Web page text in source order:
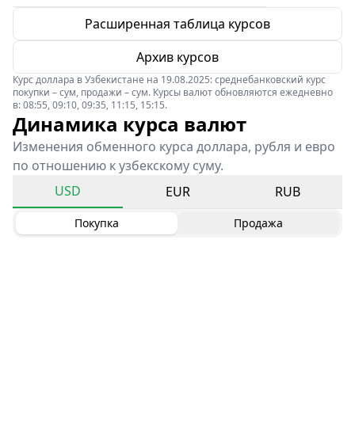
Расширенная таблица курсов
Архив курсов
Курс доллара в Узбекистане на 19.08.2025: среднебанковский курс
покупки – сум, продажи – сум. Курсы валют обновляются ежедневно
в: 08:55, 09:10, 09:35, 11:15, 15:15.
Динамика курса валют
Изменения обменного курса доллара, рубля и евро
по отношению к узбекскому суму.
USD
EUR RUB
Покупка Продажа